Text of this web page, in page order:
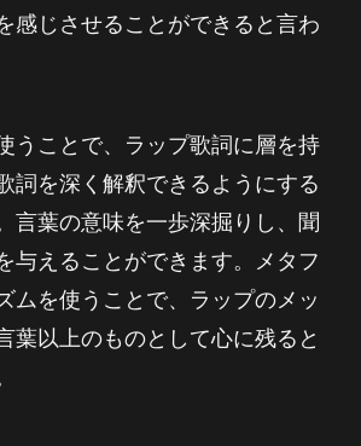
感じさせることができると言わ
うことで、ラップ歌詞に層を持
詞を深く解釈できるようにする
言葉の意味を一歩深掘りし、聞
与えることができます。メタフ
ムを使うことで、ラップのメッ
葉以上のものとして心に残ると